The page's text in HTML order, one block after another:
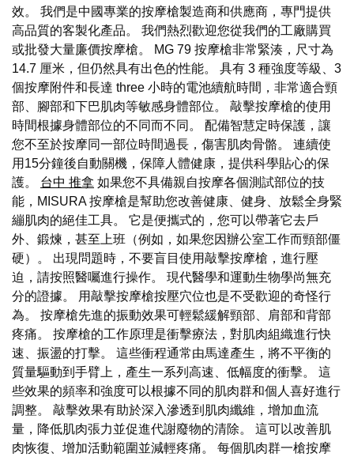
效。 我們是中國專業的按摩槍製造商和供應商，專門提供
高品質的客製化產品。 我們熱烈歡迎您從我們的工廠購買
或批發大量廉價按摩槍。 MG 79 按摩槍非常緊湊，尺寸為
14.7 厘米，但仍然具有出色的性能。 具有 3 種強度等級、3
個按摩附件和長達 three 小時的電池續航時間，非常適合頸
部、腳部和下巴肌肉等敏感身體部位。 敲擊按摩槍的使用
時間根據身體部位的不同而不同。 配備智慧定時保護，讓
您不至於按摩同一部位時間過長，傷害肌肉骨骼。 連續使
用15分鐘後自動關機，保障人體健康，提供科學貼心的保
護。 台中 推拿 如果您不具備親自按摩各個測試部位的技
能，MISURA 按摩槍是幫助您改善健康、健身、放鬆全身緊
繃肌肉的絕佳工具。 它是便攜式的，您可以帶著它去戶
外、鍛煉，甚至上班（例如，如果您因辦公室工作而頸部僵
硬）。 出現問題時，不要盲目使用敲擊按摩槍，進行壓
迫，請按照醫囑進行操作。 現代醫學和運動生物學尚無充
分的證據。 用敲擊按摩槍按壓穴位也是不受歡迎的奇怪行
為。 按摩槍先進的振動效果可輕鬆緩解頸部、肩部和背部
疼痛。 按摩槍的工作原理是衝擊療法，對肌肉組織進行快
速、振盪的打擊。 這些衝程通常由馬達產生，將不平衡的
質量驅動到手臂上，產生一系列高速、低幅度的衝擊。 這
些效果的頻率和強度可以根據不同的肌肉群和個人喜好進行
調整。 敲擊效果有助於深入滲透到肌肉纖維，增加血流
量，降低肌肉張力並促進代謝廢物的清除。 這可以改善肌
肉恢復、增加活動範圍並減輕疼痛。 每個肌肉群一槍按摩